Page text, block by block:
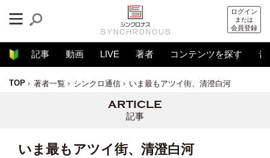
ログイン
または
会員登録
記事 動画 LIVE 著者 コンテンツを探す 音
TOP 著者一覧 シンクロ通信 いま最もアツイ街、清澄白河
記事
いま最もアツイ街、清澄白河